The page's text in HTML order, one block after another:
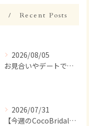
Recent Posts
2026/08/05
お見合いやデートで、ついつい話しすぎちゃう人いませんか？【婚活 男性 話しすぎ】
2026/07/31
【今週のCocoBridal】7/27〜7/31 会員様 活動報告✨